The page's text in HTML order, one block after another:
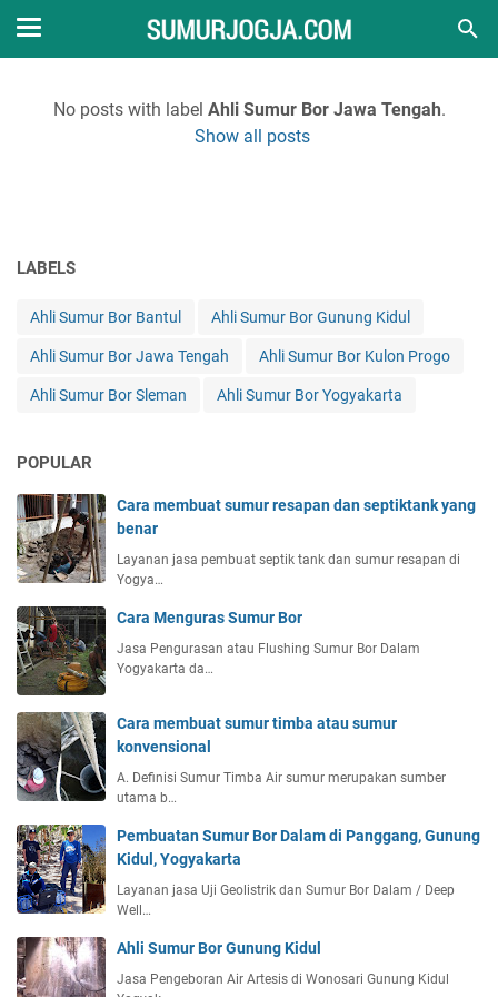
No posts with label Ahli Sumur Bor Jawa Tengah.
Show all posts
LABELS
Ahli Sumur Bor Bantul Ahli Sumur Bor Gunung Kidul
Ahli Sumur Bor Jawa Tengah Ahli Sumur Bor Kulon Progo
Ahli Sumur Bor Sleman Ahli Sumur Bor Yogyakarta
POPULAR
Cara membuat sumur resapan dan septiktank yang
benar
Layanan jasa pembuat septik tank dan sumur resapan di
Yogya…
Cara Menguras Sumur Bor
Jasa Pengurasan atau Flushing Sumur Bor Dalam
Yogyakarta da…
Cara membuat sumur timba atau sumur
konvensional
A. Definisi Sumur Timba Air sumur merupakan sumber
utama b…
Pembuatan Sumur Bor Dalam di Panggang, Gunung
Kidul, Yogyakarta
Layanan jasa Uji Geolistrik dan Sumur Bor Dalam / Deep
Well…
Ahli Sumur Bor Gunung Kidul
Jasa Pengeboran Air Artesis di Wonosari Gunung Kidul